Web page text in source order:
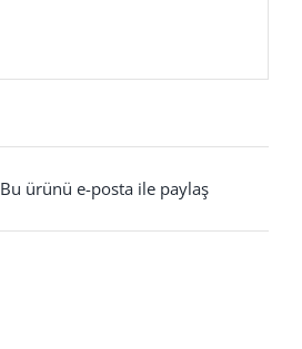
Bu ürünü e-posta ile paylaş